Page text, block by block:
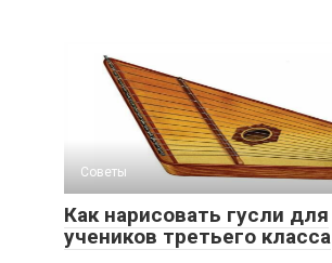
Советы
Как нарисовать гусли для
учеников третьего класса